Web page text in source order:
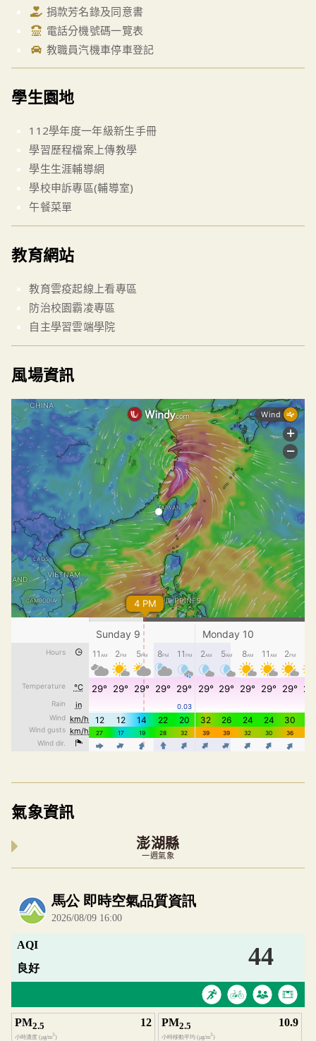
捐款芳名錄及同意書
電話分機號碼一覽表
教職員汽機車停車登記
學生園地
112學年度一年級新生手冊
學習歷程檔案上傳教學
學生生涯輔導網
學校申訴專區(輔導室)
午餐菜單
教育網站
教育雲疫起線上看專區
防治校園霸凌專區
自主學習雲端學院
風場資訊
氣象資訊
澎湖縣
一週氣象
內嵌空氣品質小工具為視覺預覽，完整即時空